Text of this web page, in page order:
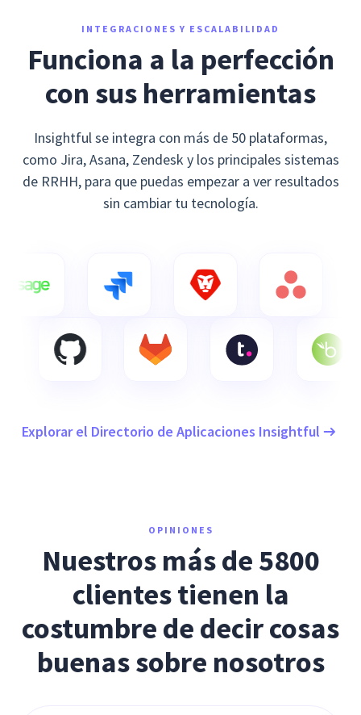
INTEGRACIONES Y ESCALABILIDAD
Funciona a la perfección
con sus herramientas
Insightful se integra con más de 50 plataformas,
como Jira, Asana, Zendesk y los principales sistemas
de RRHH, para que puedas empezar a ver resultados
sin cambiar tu tecnología.
Explorar el Directorio de Aplicaciones Insightful
OPINIONES
Nuestros más de 5800
clientes tienen la
costumbre de decir cosas
buenas sobre nosotros